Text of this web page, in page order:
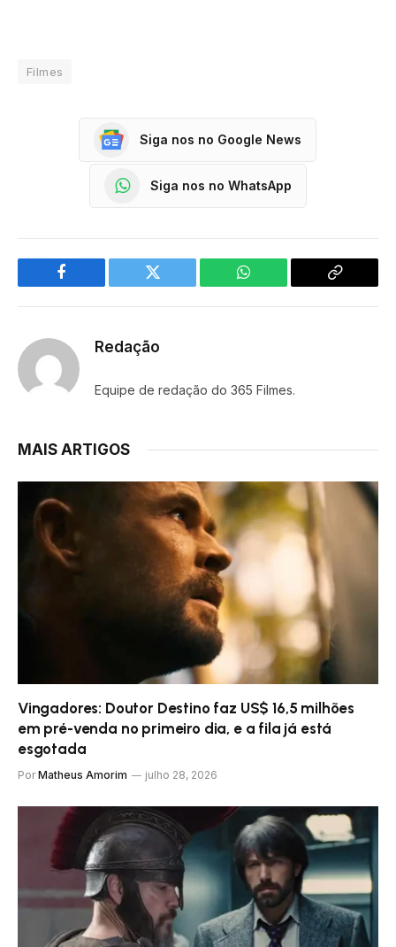
Filmes
Siga nos no Google News
Siga nos no WhatsApp
Facebook Twitter WhatsApp
Copy
Redação
Equipe de redação do 365 Filmes.
MAIS ARTIGOS
Vingadores: Doutor Destino faz US$ 16,5 milhões
em pré-venda no primeiro dia, e a fila já está
esgotada
Por Matheus Amorim julho 28, 2026